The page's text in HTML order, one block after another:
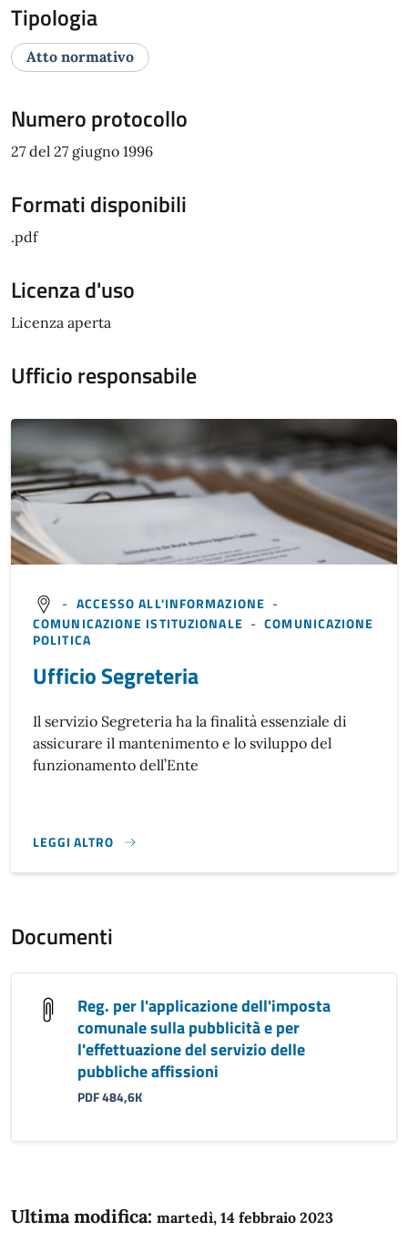
Tipologia
Atto normativo
Numero protocollo
27 del 27 giugno 1996
Formati disponibili
.pdf
Licenza d'uso
Licenza aperta
Ufficio responsabile
- ACCESSO ALL'INFORMAZIONE -
COMUNICAZIONE ISTITUZIONALE -COMUNICAZIONE
POLITICA
Ufficio Segreteria
Il servizio Segreteria ha la finalità essenziale di
assicurare il mantenimento e lo sviluppo del
funzionamento dell’Ente
LEGGI ALTRO
}
Documenti
Reg. per l'applicazione dell'imposta
comunale sulla pubblicità e per
l'effettuazione del servizio delle
pubbliche affissioni
PDF 484,6K
Ultima modifica: martedì, 14 febbraio 2023